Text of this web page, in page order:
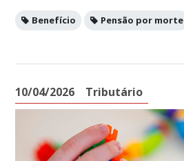
Benefício Pensão por morte
10/04/2026 Tributário